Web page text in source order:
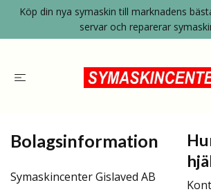
Köp din nya symaskin till marknadens
servar och reparerar
Bolagsinformation
Symaskincenter Gislaved AB